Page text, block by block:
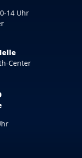
14 Uhr
Center